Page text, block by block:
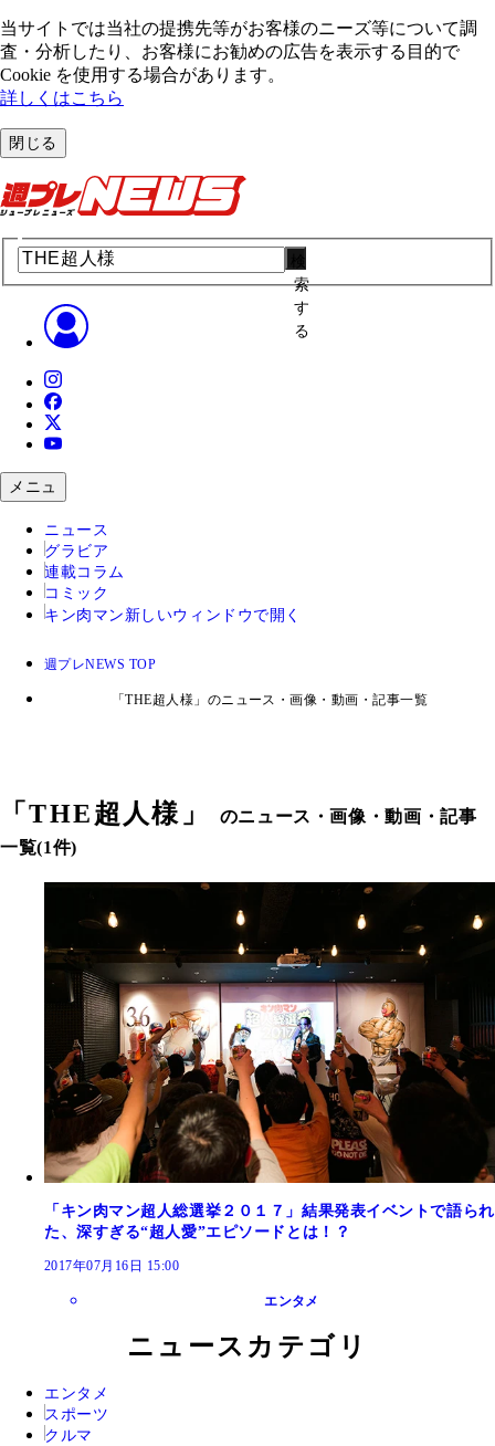
当サイトでは当社の提携先等がお客様のニーズ等について調
査・分析したり、お客様にお勧めの広告を表⽰する⽬的で
Cookie を使⽤する場合があります。
詳しくはこちら
閉じる
索
す
る
メニュ
ニュース
グラビア
連載コラム
コミック
キン肉マン 新しいウィンドウで開く
週プレNEWS TOP
「THE超人様」のニュース・画像・動画・記事一覧
「THE超人様 」
のニュース・画像・動画・記事
一覧(1件)
「キン肉マン超人総選挙２０１７」結果発表イベントで語られ
た、深すぎる“超人愛”エピソードとは！？
2017年07月16日 15:00
エンタメ
ニュースカテゴリ
エンタメ
スポーツ
クルマ